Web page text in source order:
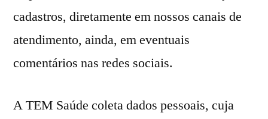
cadastros, diretamente em nossos canais de
atendimento, ainda, em eventuais
comentários nas redes sociais.
A TEM Saúde coleta dados pessoais, cuja